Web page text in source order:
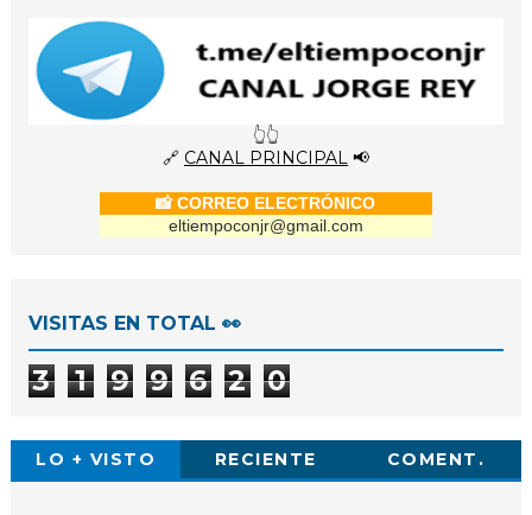
👆👆
🔗 CANAL PRINCIPAL📢
📸 CORREO ELECTRÓNICO
eltiempoconjr@gmail.com
VISITAS EN TOTAL 👀
3 1 9 9 6 2 0
LO + VISTO RECIENTE COMENT.